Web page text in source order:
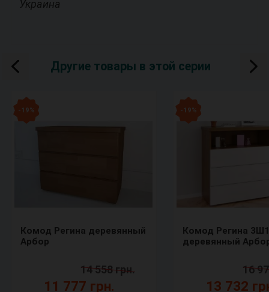
Украина
Другие товары в этой серии
- 19 %
Комод Регина деревянный
Арбор
11 777 грн.
14 558 грн.
- 19 %
Комод Регина
деревянный
13 732
16